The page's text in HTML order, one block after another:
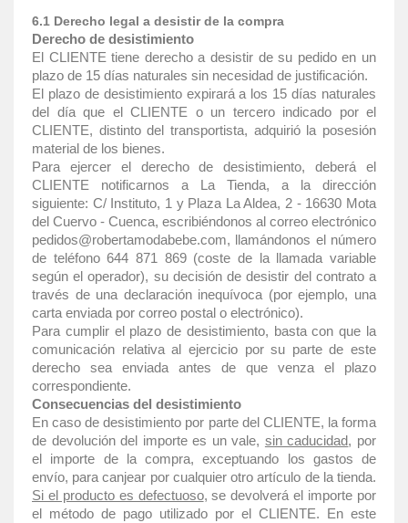
6.1 Derecho legal a desistir de la compra
Derecho de desistimiento
El CLIENTE tiene derecho a desistir de su pedido en un
plazo de 15 días naturales sin necesidad de justificación.
El plazo de desistimiento expirará a los 15 días naturales
del día que el CLIENTE o un tercero indicado por el
CLIENTE, distinto del transportista, adquirió la posesión
material de los bienes.
Para ejercer el derecho de desistimiento, deberá el
CLIENTE notificarnos a La Tienda, a la dirección
siguiente: C/ Instituto, 1 y Plaza La Aldea, 2 - 16630 Mota
del Cuervo - Cuenca, escribiéndonos al correo electrónico
pedidos@robertamodabebe.com, llamándonos el número
de teléfono 644 871 869 (coste de la llamada variable
según el operador), su decisión de desistir del contrato a
través de una declaración inequívoca (por ejemplo, una
carta enviada por correo postal o electrónico).
Para cumplir el plazo de desistimiento, basta con que la
comunicación relativa al ejercicio por su parte de este
derecho sea enviada antes de que venza el plazo
correspondiente.
Consecuencias del desistimiento
En caso de desistimiento por parte del CLIENTE, la forma
de devolución del importe es un vale, sin caducidad, por
el importe de la compra, exceptuando los gastos de
envío, para canjear por cualquier otro artículo de la tienda.
Si el producto es defectuoso, se devolverá el importe por
el método de pago utilizado por el CLIENTE. En este